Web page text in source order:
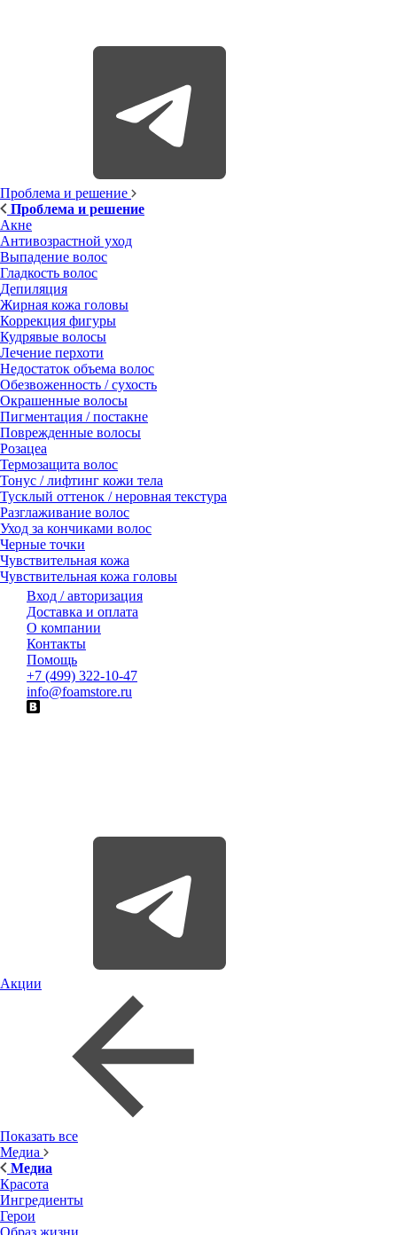
Проблема и решение
Проблема и решение
Акне
Антивозрастной уход
Выпадение волос
Гладкость волос
Депиляция
Жирная кожа головы
Коррекция фигуры
Кудрявые волосы
Лечение перхоти
Недостаток объема волос
Обезвоженность / сухость
Окрашенные волосы
Пигментация / постакне
Поврежденные волосы
Розацеа
Термозащита волос
Тонус / лифтинг кожи тела
Тусклый оттенок / неровная текстура
Разглаживание волос
Уход за кончиками волос
Черные точки
Чувствительная кожа
Чувствительная кожа головы
Вход / авторизация
Доставка и оплата
О компании
Контакты
Помощь
+7 (499) 322-10-47
info@foamstore.ru
Акции
Показать все
Медиа
Медиа
Красота
Ингредиенты
Герои
Образ жизни